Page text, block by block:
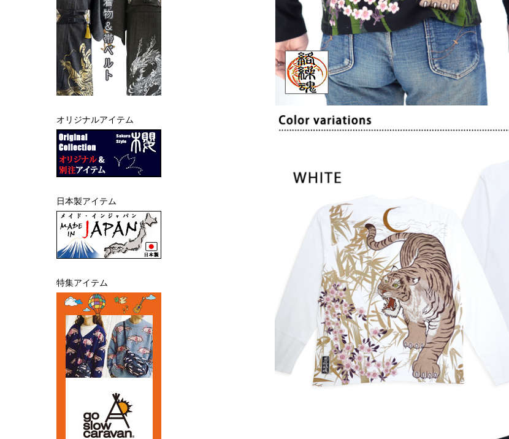
オリジナルアイテム
日本製アイテム
特集アイテム